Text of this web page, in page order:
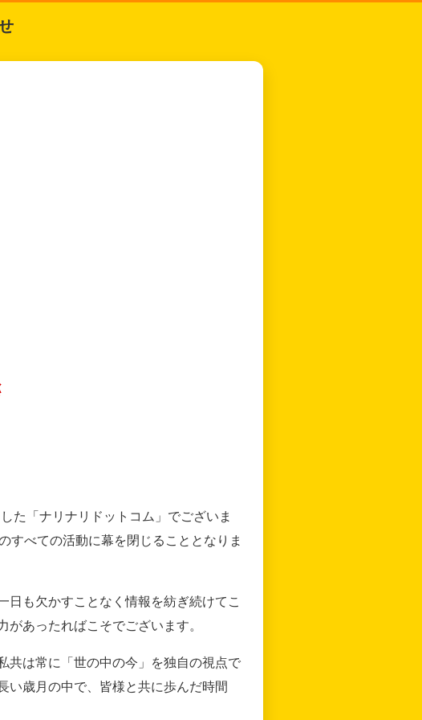
た「ナリナリドットコム」でございま
べての活動に幕を閉じることとなりま
日も欠かすことなく情報を紡ぎ続けてこ
あったればこそでございます。
共は常に「世の中の今」を独自の視点で
い歳月の中で、皆様と共に歩んだ時間